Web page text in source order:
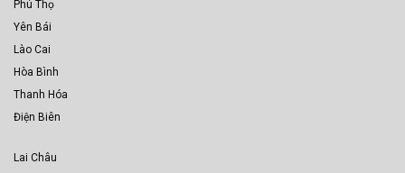
Phú Thọ
Yên Bái
Lào Cai
Hòa Bình
Thanh Hóa
Điện Biên
Lai Châu